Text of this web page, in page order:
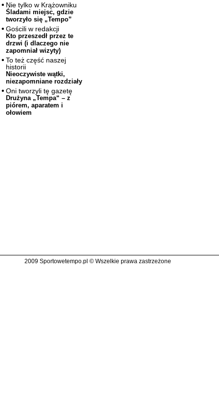
Nie tylko w Krążowniku
Śladami miejsc, gdzie
tworzyło się „Tempo”
Gościli w redakcji
Kto przeszedł przez te
drzwi (i dlaczego nie
zapomniał wizyty)
To też część naszej
historii
Nieoczywiste wątki,
niezapomniane rozdziały
Oni tworzyli tę gazetę
Drużyna „Tempa“ – z
piórem, aparatem i
ołowiem
2009 Sportowetempo.pl © Wszelkie prawa zastrzeżone